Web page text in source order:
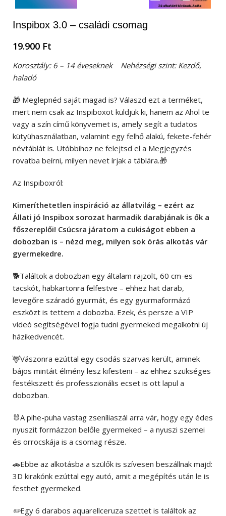
Inspibox 3.0 – családi csomag
19.900 Ft
Korosztály: 6 – 14 éveseknek Nehézségi szint: Kezdő,
haladó
🎁 Meglepnéd saját magad is? Válaszd ezt a terméket,
mert nem csak az Inspiboxot küldjük ki, hanem az Ahol te
vagy a szín című könyvemet is, amely segít a tudatos
kütyühasználatban, valamint egy felhő alakú, fekete-fehér
névtáblát is. Utóbbihoz ne felejtsd el a Megjegyzés
rovatba beírni, milyen nevet írjak a táblára.🎁
Az Inspiboxról:
Kimeríthetetlen inspiráció az állatvilág – ezért az
Állati jó Inspibox sorozat harmadik darabjának is ők a
főszereplői! Csúcsra járatom a cukiságot ebben a
dobozban is – nézd meg, milyen sok órás alkotás vár
gyermekedre.
🐕Találtok a dobozban egy általam rajzolt, 60 cm-es
tacskót, habkartonra felfestve – ehhez hat darab,
levegőre száradó gyurmát, és egy gyurmaformázó
eszközt is tettem a dobozba. Ezek, és persze a VIP
videó segítségével fogja tudni gyermeked megalkotni új
házikedvencét.
🦌Vászonra ezúttal egy csodás szarvas került, aminek
bájos mintáit élmény lesz kifesteni – az ehhez szükséges
festékszett és professzionális ecset is ott lapul a
dobozban.
🐰A pihe-puha vastag zseníliaszál arra vár, hogy egy édes
nyuszit formázzon belőle gyermeked – a nyuszi szemei
és orrocskája is a csomag része.
🚗Ebbe az alkotásba a szülők is szívesen beszállnak majd:
3D kirakónk ezúttal egy autó, amit a megépítés után le is
festhet gyermeked.
✏️Egy 6 darabos aquarellceruza szettet is találtok az